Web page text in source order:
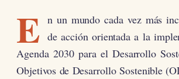
E n un mundo cada vez más
de acción orientada a la
Agenda 2030 para el Desarrollo
Objetivos de Desarrollo Sostenible